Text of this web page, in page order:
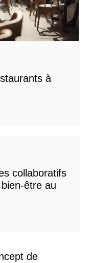
à
collaboratifs
être au
de